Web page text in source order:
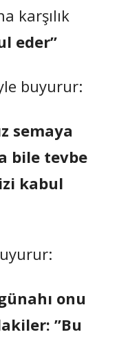
karşılık
eder”
buyurur:
semaya
bile tevbe
kabul
onu
”Bu